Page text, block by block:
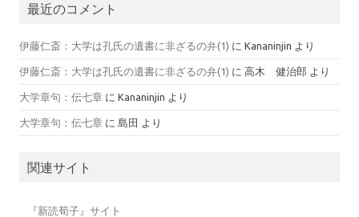
最近のコメント
伊藤仁斎：大学は孔氏の遺書に非ざるの弁(1) に Kananinjin より
伊藤仁斎：大学は孔氏の遺書に非ざるの弁(1) に 高木 健治郎 より
大学章句：伝七章 に Kananinjin より
大学章句：伝七章 に 島田 より
関連サイト
『新読荀子』サイト